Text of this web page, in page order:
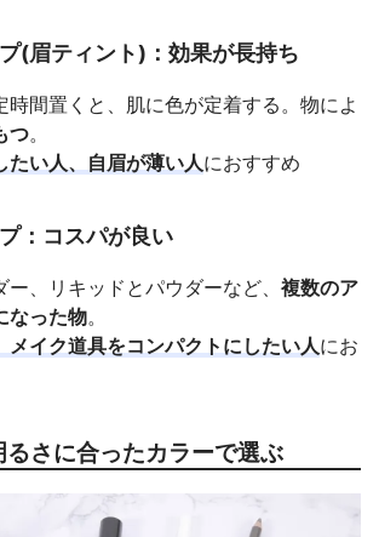
(眉ティント)：効果が長持ち
時間置くと、肌に色が定着する。物によ
つ。
たい人、自眉が薄い人におすすめ
：コスパが良い
、リキッドとパウダーなど、 複数のア
なった物。
メイク道具をコンパクトにしたい人にお
さに合ったカラーで選ぶ